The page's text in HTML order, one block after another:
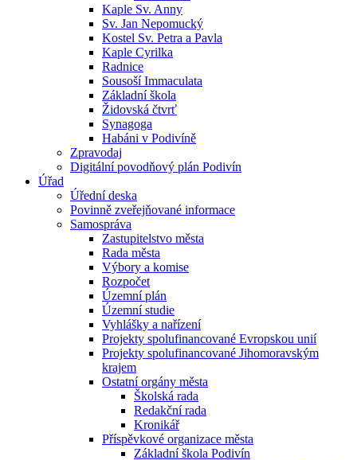
Kaple Sv. Anny
Sv. Jan Nepomucký
Kostel Sv. Petra a Pavla
Kaple Cyrilka
Radnice
Sousoší Immaculata
Základní škola
Židovská čtvrť
Synagoga
Habáni v Podivíně
Zpravodaj
Digitální povodňový plán Podivín
Úřad
Úřední deska
Povinně zveřejňované informace
Samospráva
Zastupitelstvo města
Rada města
Výbory a komise
Rozpočet
Územní plán
Územní studie
Vyhlášky a nařízení
Projekty spolufinancované Evropskou unií
Projekty spolufinancované Jihomoravským
krajem
Ostatní orgány města
Školská rada
Redakční rada
Kronikář
Příspěvkové organizace města
Základní škola Podivín